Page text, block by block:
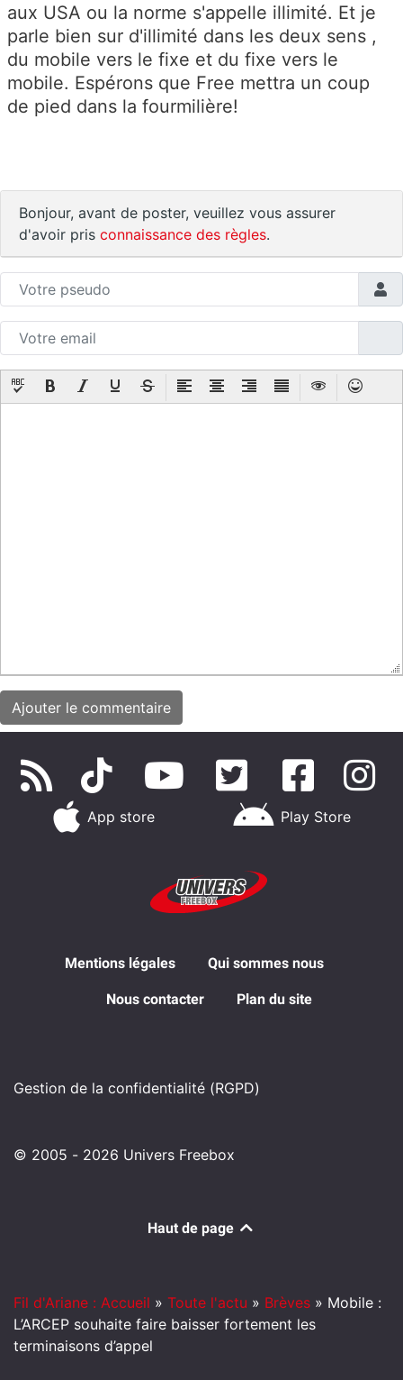
aux USA ou la norme s'appelle illimité. Et je
parle bien sur d'illimité dans les deux sens ,
du mobile vers le fixe et du fixe vers le
mobile. Espérons que Free mettra un coup
de pied dans la fourmilière!
Bonjour, avant de poster, veuillez vous assurer
d'avoir pris connaissance des règles.
App store Play Store
Mentions légales Qui sommes nous
Nous contacter Plan du site
Gestion de la confidentialité (RGPD)
© 2005 - 2026 Univers Freebox
Haut de page
Fil d'Ariane : Accueil » Toute l'actu » Brèves » Mobile :
L’ARCEP souhaite faire baisser fortement les
terminaisons d’appel